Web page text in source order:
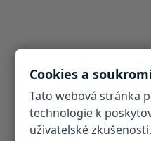
Cookies a
Tato webová stránka
technologie k
uživatelské